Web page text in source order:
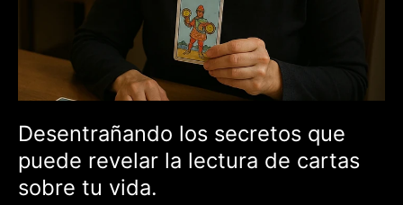
Desentrañando los secretos que
puede revelar la lectura de cartas
sobre tu vida.
lectura
tu
vida.